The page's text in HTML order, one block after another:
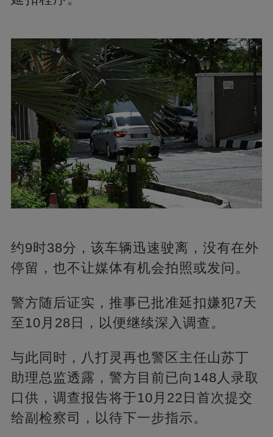
约9时38分，该车辆迅速驶离，没有在外
停留，也不让媒体有机会拍照或发问。
警方随后证实，推事已批准延扣嫌犯7天
至10月28日，以便继续深入调查。
与此同时，八打灵再也警区主任山苏丁
助理总监透露，警方目前已向148人录取
口供，调查报告将于10月22日首次提交
给副检察司，以待下一步指示。